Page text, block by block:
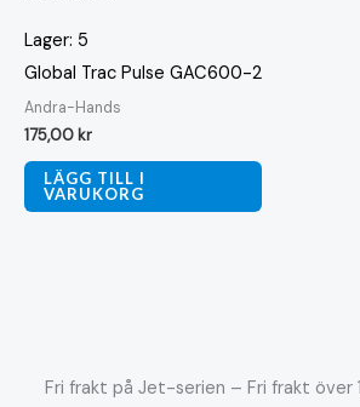
Lager: 5
Global Trac Pulse GAC600-2
Andra-Hands
175,00 kr
LÄGG TILL I
VARUKORG
Fri frakt på Jet-serien – Fri frakt över